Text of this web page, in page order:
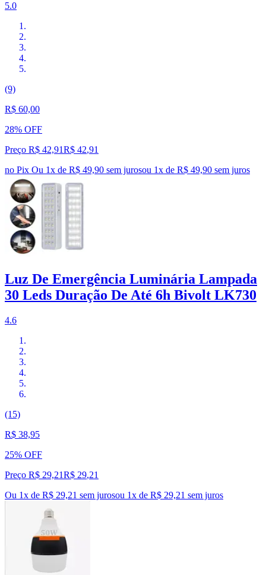
5.0
(9)
R$ 60,00
28% OFF
Preço R$ 42,91R$ 42,91
no Pix Ou 1x de R$ 49,90 sem jurosou 1x de R$ 49,90 sem juros
Luz De Emergência Luminária Lampada
30 Leds Duração De Até 6h Bivolt LK730
4.6
(15)
R$ 38,95
25% OFF
Preço R$ 29,21R$ 29,21
Ou 1x de R$ 29,21 sem jurosou 1x de R$ 29,21 sem juros